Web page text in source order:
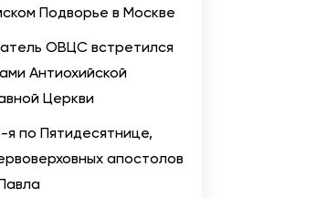
Подворье в Москве
ОВЦС встретился
Антиохийской
Церкви
я по Пятидесятнице,
апостолов